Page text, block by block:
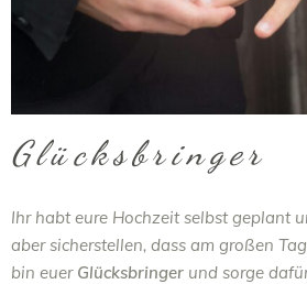
Glücksbringer
Ihr habt eure Hochzeit selbst geplant
aber sicherstellen, dass am großen
bin euer Glücksbringer und sorge